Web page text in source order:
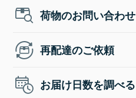
荷物のお問い合わせ
再配達のご依頼
お届け日数を調べる